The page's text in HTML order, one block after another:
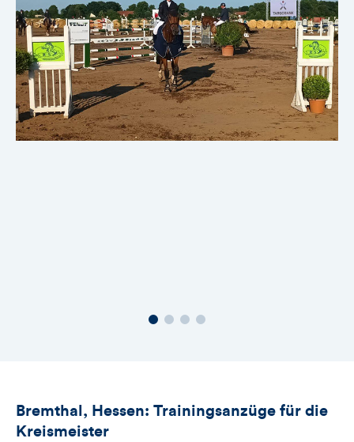
Bremthal, Hessen: Trainingsanzüge für die
Kreismeister